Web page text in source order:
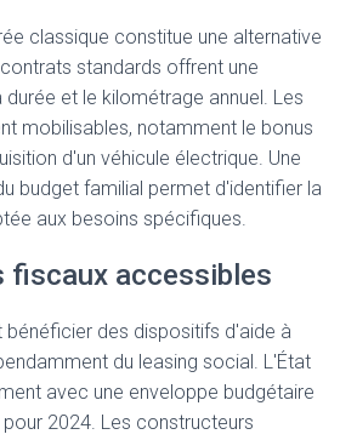
classique constitue une alternative
standards offrent une
et le kilométrage annuel. Les
mobilisables, notamment le bonus
d'un véhicule électrique. Une
budget familial permet d'identifier la
aux besoins spécifiques.
fiscaux accessibles
bénéficier des dispositifs d'aide à
du leasing social. L'État
avec une enveloppe budgétaire
2024. Les constructeurs